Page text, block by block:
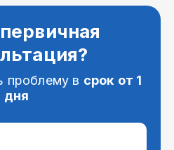
в срок от 1
дня